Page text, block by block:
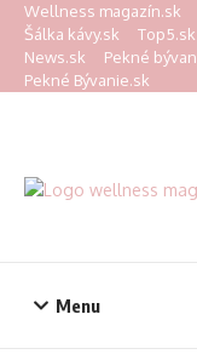
Preskočiť na obsah
Wellness magazín.sk
Šálka kávy.sk
Top5.sk
News.sk
Pekné
Pekné Bývanie.sk
Menu